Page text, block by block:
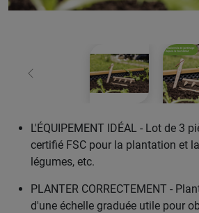
retour
L'ÉQUIPEMENT IDÉAL - Lot de 3
certifié FSC pour la plantation et
légumes, etc.
PLANTER CORRECTEMENT -
d'une échelle graduée utile pour